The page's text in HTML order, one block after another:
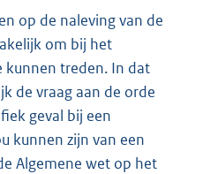
op de naleving van de
om bij het
kunnen treden. In dat
de vraag aan de orde
geval bij een
kunnen zijn van een
Algemene wet op het